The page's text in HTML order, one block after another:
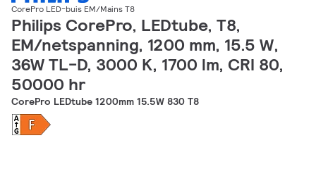
CorePro LED-buis EM/Mains T8
Philips CorePro, LEDtube, T8,
EM/netspanning, 1200 mm, 15.5 W,
36W TL-D, 3000 K, 1700 lm, CRI 80,
50000 hr
CorePro LEDtube 1200mm 15.5W 830 T8